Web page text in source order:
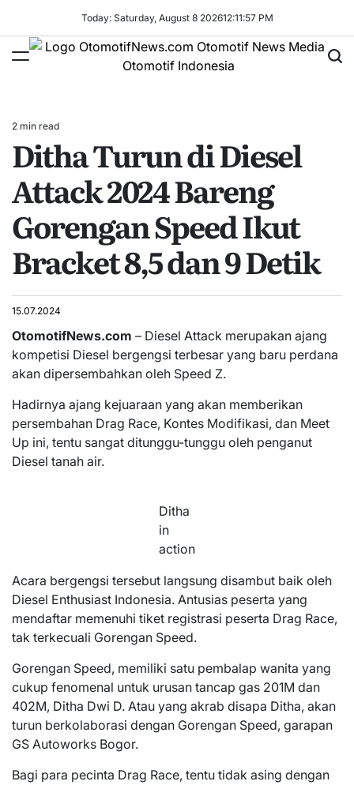
content
Today: Saturday, August 8 202612:11:57 PM
Estimated
read
time
2 min read
Ditha Turun di Diesel
Attack 2024 Bareng
Gorengan Speed Ikut
Bracket 8,5 dan 9 Detik
15.07.2024
OtomotifNews.com – Diesel Attack merupakan ajang
kompetisi Diesel bergengsi terbesar yang baru perdana
akan dipersembahkan oleh Speed Z.
Hadirnya ajang kejuaraan yang akan memberikan
persembahan Drag Race, Kontes Modifikasi, dan Meet
Up ini, tentu sangat ditunggu-tunggu oleh penganut
Diesel tanah air.
Ditha
in
action
Acara bergengsi tersebut langsung disambut baik oleh
Diesel Enthusiast Indonesia. Antusias peserta yang
mendaftar memenuhi tiket registrasi peserta Drag Race,
tak terkecuali Gorengan Speed.
Gorengan Speed, memiliki satu pembalap wanita yang
cukup fenomenal untuk urusan tancap gas 201M dan
402M, Ditha Dwi D. Atau yang akrab disapa Ditha, akan
turun berkolaborasi dengan Gorengan Speed, garapan
GS Autoworks Bogor.
Bagi para pecinta Drag Race, tentu tidak asing dengan